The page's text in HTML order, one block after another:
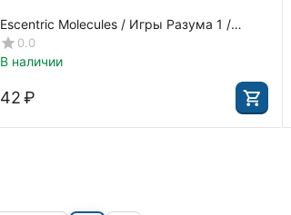
Escentric Molecules / Игры Разума 1 /
232025-T
0.0
В наличии
‍42‍ ₽